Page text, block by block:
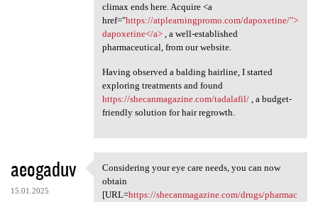
climax ends here. Acquire <a
href="https://atplearningpromo.com/dapoxetine/">
dapoxetine</a>, a well-established
pharmaceutical, from our website.
Having observed a balding hairline, I started
exploring treatments and found
https://shecanmagazine.com/tadalafil/, a budget-
friendly solution for hair regrowth.
aeogaduv
15.01.2025
Considering your eye care
Considering your eye care needs, you can now
obtain
[URL=https://shecanmagazine.com/drugs/pharmac